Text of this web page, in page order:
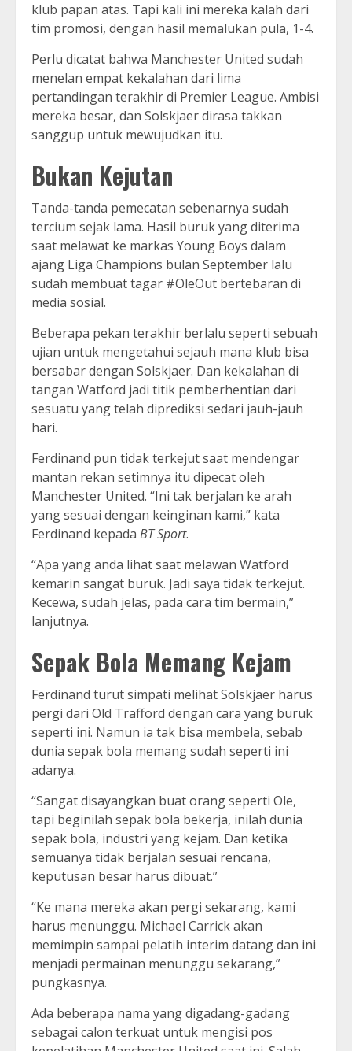
klub papan atas. Tapi kali ini mereka kalah dari
tim promosi, dengan hasil memalukan pula, 1-4.
Perlu dicatat bahwa Manchester United sudah
menelan empat kekalahan dari lima
pertandingan terakhir di Premier League. Ambisi
mereka besar, dan Solskjaer dirasa takkan
sanggup untuk mewujudkan itu.
Bukan Kejutan
Tanda-tanda pemecatan sebenarnya sudah
tercium sejak lama. Hasil buruk yang diterima
saat melawat ke markas Young Boys dalam
ajang Liga Champions bulan September lalu
sudah membuat tagar #OleOut bertebaran di
media sosial.
Beberapa pekan terakhir berlalu seperti sebuah
ujian untuk mengetahui sejauh mana klub bisa
bersabar dengan Solskjaer. Dan kekalahan di
tangan Watford jadi titik pemberhentian dari
sesuatu yang telah diprediksi sedari jauh-jauh
hari.
Ferdinand pun tidak terkejut saat mendengar
mantan rekan setimnya itu dipecat oleh
Manchester United. “Ini tak berjalan ke arah
yang sesuai dengan keinginan kami,” kata
Ferdinand kepada BT Sport.
“Apa yang anda lihat saat melawan Watford
kemarin sangat buruk. Jadi saya tidak terkejut.
Kecewa, sudah jelas, pada cara tim bermain,”
lanjutnya.
Sepak Bola Memang Kejam
Ferdinand turut simpati melihat Solskjaer harus
pergi dari Old Trafford dengan cara yang buruk
seperti ini. Namun ia tak bisa membela, sebab
dunia sepak bola memang sudah seperti ini
adanya.
“Sangat disayangkan buat orang seperti Ole,
tapi beginilah sepak bola bekerja, inilah dunia
sepak bola, industri yang kejam. Dan ketika
semuanya tidak berjalan sesuai rencana,
keputusan besar harus dibuat.”
“Ke mana mereka akan pergi sekarang, kami
harus menunggu. Michael Carrick akan
memimpin sampai pelatih interim datang dan ini
menjadi permainan menunggu sekarang,”
pungkasnya.
Ada beberapa nama yang digadang-gadang
sebagai calon terkuat untuk mengisi pos